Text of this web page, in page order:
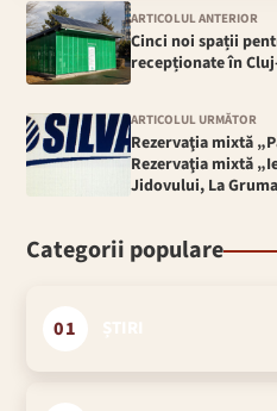
ARTICOLUL ANTERIOR
Cinci noi spații
recepționate în
ARTICOLUL URMĂTOR
Rezervaţia mixtă
Rezervaţia mixtă
Jidovului, La
Categorii populare
01